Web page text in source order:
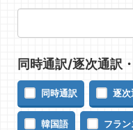
同時通訳/逐次通訳
同時通訳 逐次
韓国語 フラ